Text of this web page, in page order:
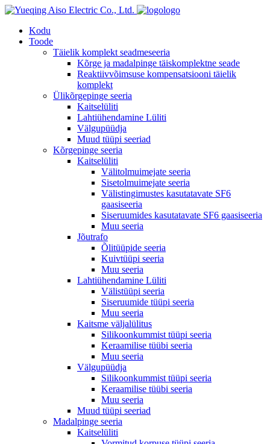
logo
Kodu
Toode
Täielik komplekt seadmeseeria
Kõrge ja madalpinge täiskomplektne seade
Reaktiivvõimsuse kompensatsiooni täielik
komplekt
Ülikõrgepinge seeria
Kaitselüliti
Lahtiühendamine Lüliti
Välgupüüdja
Muud tüüpi seeriad
Kõrgepinge seeria
Kaitselüliti
Välitolmuimejate seeria
Sisetolmuimejate seeria
Välistingimustes kasutatavate SF6
gaasiseeria
Siseruumides kasutatavate SF6 gaasiseeria
Muu seeria
Jõutrafo
Õlitüüpide seeria
Kuivtüüpi seeria
Muu seeria
Lahtiühendamine Lüliti
Välistüüpi seeria
Siseruumide tüüpi seeria
Muu seeria
Kaitsme väljalülitus
Silikoonkummist tüüpi seeria
Keraamilise tüübi seeria
Muu seeria
Välgupüüdja
Silikoonkummist tüüpi seeria
Keraamilise tüübi seeria
Muu seeria
Muud tüüpi seeriad
Madalpinge seeria
Kaitselüliti